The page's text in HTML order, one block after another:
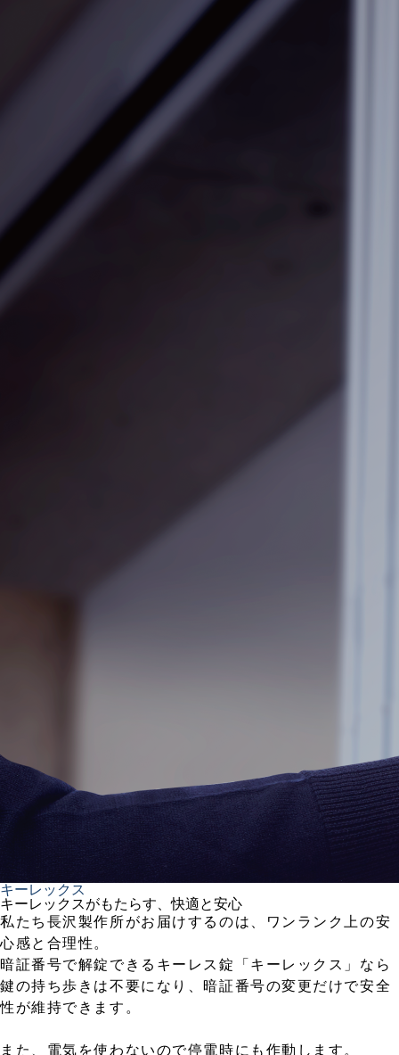
キーレックス
キーレックスがもたらす、快適と安心
私たち長沢製作所がお届けするのは、ワンランク上の安
心感と合理性。
暗証番号で解錠できるキーレス錠「キーレックス」なら
鍵の持ち歩きは不要になり、暗証番号の変更だけで安全
性が維持できます。
また、電気を使わないので停電時にも作動します。